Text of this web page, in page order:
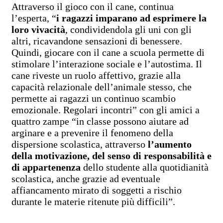
Attraverso il gioco con il cane, continua
l’esperta, “i ragazzi imparano ad esprimere la
loro vivacità, condividendola gli uni con gli
altri, ricavandone sensazioni di benessere.
Quindi, giocare con il cane a scuola permette di
stimolare l’interazione sociale e l’autostima. Il
cane riveste un ruolo affettivo, grazie alla
capacità relazionale dell’animale stesso, che
permette ai ragazzi un continuo scambio
emozionale. Regolari incontri” con gli amici a
quattro zampe “in classe possono aiutare ad
arginare e a prevenire il fenomeno della
dispersione scolastica, attraverso l’aumento
della motivazione, del senso di responsabilità e
di appartenenza dello studente alla quotidianità
scolastica, anche grazie ad eventuale
affiancamento mirato di soggetti a rischio
durante le materie ritenute più difficili”.